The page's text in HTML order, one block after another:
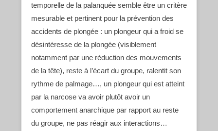
temporelle de la palanquée semble être un critère
mesurable et pertinent pour la prévention des
accidents de plongée : un plongeur qui a froid se
désintéresse de la plongée (visiblement
notamment par une réduction des mouvements
de la tête), reste à l’écart du groupe, ralentit son
rythme de palmage…, un plongeur qui est atteint
par la narcose va avoir plutôt avoir un
comportement anarchique par rapport au reste
du groupe, ne pas réagir aux interactions…